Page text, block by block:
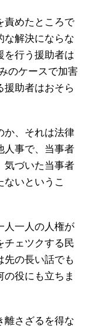
責めたところで
な解決にならな
を行う援助者は
のケースで加害
援助者はおそら
か、それは法律
人事で、当事者
気づいた当事者
ないというこ
人一人の人権が
チェツクする民
先の長い話でも
役にも立ちま
離さざるを得な